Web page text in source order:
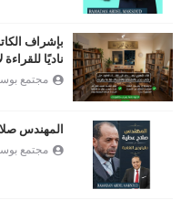
بإشراف
ناديًا
مجتمع
المهندس
مجتمع